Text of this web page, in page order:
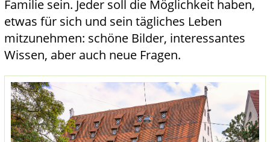
Familie sein. Jeder soll die Möglichkeit haben,
etwas für sich und sein tägliches Leben
mitzunehmen: schöne Bilder, interessantes
Wissen, aber auch neue Fragen.